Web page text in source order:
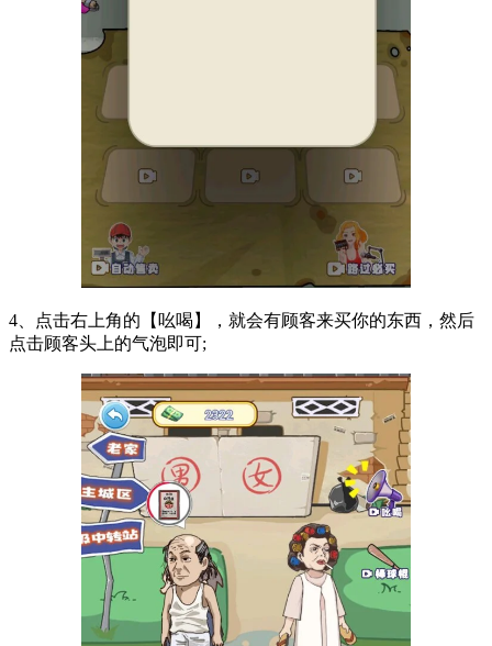
4、点击右上角的【吆喝】，就会有顾客来买你的东西，然后
点击顾客头上的气泡即可;